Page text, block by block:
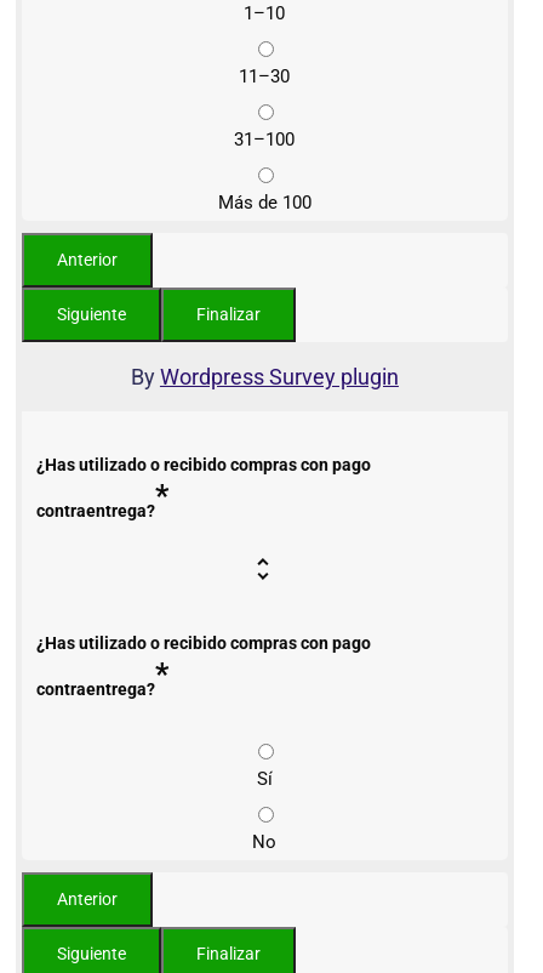
1–10
11–30
31–100
Más de 100
ByWordpress Survey plugin
¿Has utilizado o recibido compras con pago
contraentrega?*
¿Has utilizado o recibido compras con pago
contraentrega?*
Sí
No